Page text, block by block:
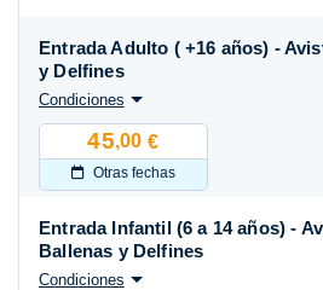
45,00 €
Otras fechas
Entrada Adulto ( +16 años) -
y Delfines
Condiciones
Entrada Infantil (6 a 14 años) -
Ballenas y Delfines
Condiciones